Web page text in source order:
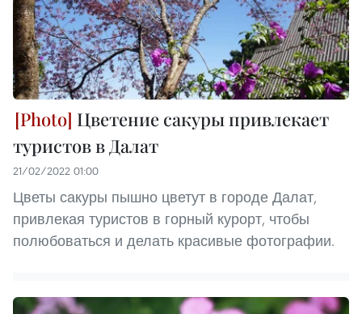
Цветение сакуры привлекает
туристов в Далат
21/02/2022 01:00
Цветы сакуры пышно цветут в городе Далат,
привлекая туристов в горный курорт, чтобы
полюбоваться и делать красивые фотографии.